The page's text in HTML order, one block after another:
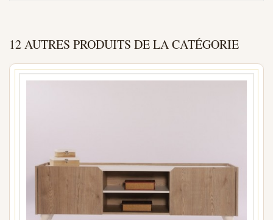
12 AUTRES PRODUITS DE LA CATÉGORIE